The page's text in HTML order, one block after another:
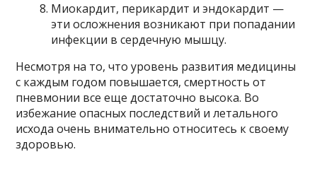
Миокардит, перикардит и эндокардит —
эти осложнения возникают при попадании
инфекции в сердечную мышцу.
Несмотря на то, что уровень развития медицины
с каждым годом повышается, смертность от
пневмонии все еще достаточно высока. Во
избежание опасных последствий и летального
исхода очень внимательно относитесь к своему
здоровью.